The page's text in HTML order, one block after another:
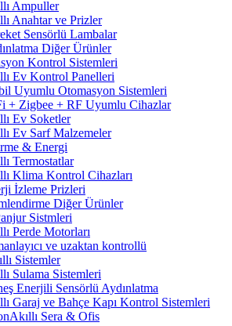
Ampuller
Anahtar ve Prizler
Sensörlü Lambalar
Diğer Ürünler
Kontrol Sistemleri
Ev Kontrol Panelleri
Uyumlu Otomasyon Sistemleri
+ Zigbee + RF Uyumlu Cihazlar
Ev Soketler
Ev Sarf Malzemeler
& Energi
Termostatlar
Klima Kontrol Cihazları
İzleme Prizleri
Diğer Ürünler
Sistmleri
Perde Motorları
ve uzaktan kontrollü
Sistemler
Sulama Sistemleri
Enerjili Sensörlü Aydınlatma
Garaj ve Bahçe Kapı Kontrol Sistemleri
Akıllı Sera & Ofis